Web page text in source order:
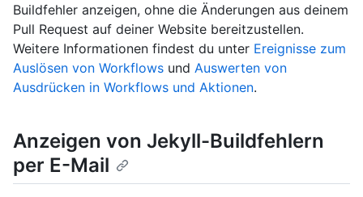
Buildfehler anzeigen, ohne die Änderungen aus deinem
Pull Request auf deiner Website bereitzustellen.
Weitere Informationen findest du unter Ereignisse zum
Auslösen von Workflows und Auswerten von
Ausdrücken in Workflows und Aktionen.
Anzeigen von Jekyll-Buildfehlern
per E-Mail